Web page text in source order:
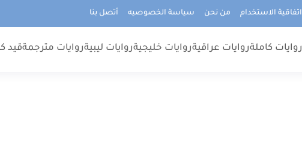
اتفاقية الاستخدام من نحن سياسة الخصوصيه أتصل بنا
روايات كاملةروايات عراقيةروايات خليجيةروايات ليبيةروايات مترجمةقيد